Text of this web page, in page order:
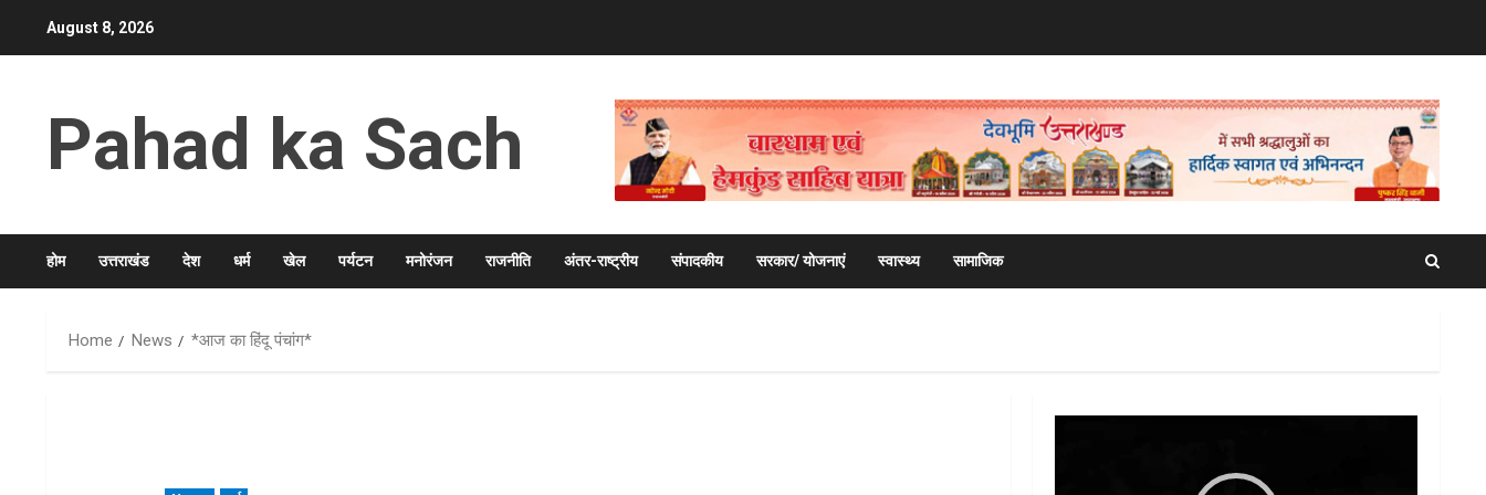
August 8, 2026
Pahad ka Sach
होम उत्तराखंड देश धर्म खेल पर्यटन मनोरंजन राजनीति अंतर-राष्ट्रीय संपादकीय सरकार/ योजनाएं स्वास्थ्य सामाजिक
Home News *आज का हिंदू पंचांग*